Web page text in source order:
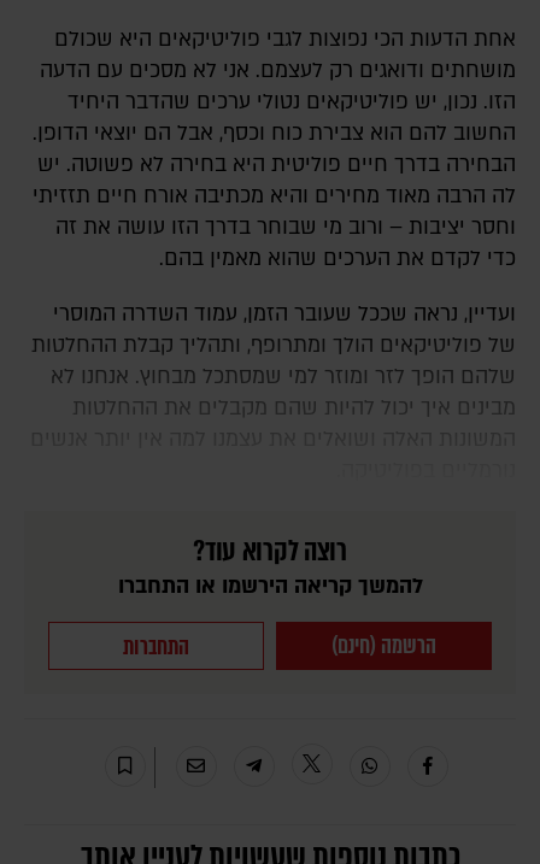
אחת הדעות הכי נפוצות לגבי פוליטיקאים היא שכולם
מושחתים ודואגים רק לעצמם. אני לא מסכים עם הדעה
הזו. נכון, יש פוליטיקאים נטולי ערכים שהדבר היחיד
החשוב להם הוא צבירת כוח וכסף, אבל הם יוצאי הדופן.
הבחירה בדרך חיים פוליטית היא בחירה לא פשוטה. יש
לה הרבה מאוד מחירים והיא מכתיבה אורח חיים תזזיתי
וחסר יציבות – ורוב מי שבוחר בדרך הזו עושה את זה
כדי לקדם את הערכים שהוא מאמין בהם.
ועדיין, נראה שככל שעובר הזמן, עמוד השדרה המוסרי
של פוליטיקאים הולך ומתרופף, ותהליך קבלת ההחלטות
שלהם הופך לזר ומוזר למי שמסתכל מבחוץ. אנחנו לא
מבינים איך יכול להיות שהם מקבלים את ההחלטות
רוצה לקרוא עוד?
להמשך קריאה הירשמו או התחברו
הרשמה (חינם) התחברות